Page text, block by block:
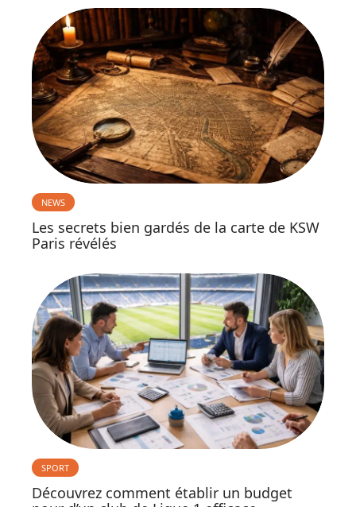
NEWS
Les secrets bien gardés de la carte de KSW
Paris révélés
SPORT
Découvrez comment établir un budget